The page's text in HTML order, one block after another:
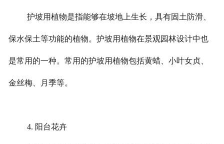
护坡用植物是指能够在坡地上生长，具有固土防滑、
保水保土等功能的植物。护坡用植物在景观园林设计中也
是常用的一种。常用的护坡用植物包括黄蜡、小叶女贞、
金丝梅、月季等。
4. 阳台花卉